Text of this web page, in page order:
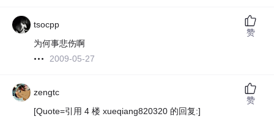
tsocpp
为何事悲伤啊
2009-05-27
赞
zengtc
[Quote=引用 4 楼 xueqiang820320 的回复:]
赞